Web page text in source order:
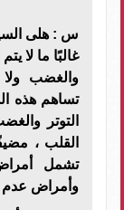
س : هلى
غالبًا ما لا
والغضب
تساهم هذه
التوتر
القلب ،
تشمل أمراض
وأمراض عدم